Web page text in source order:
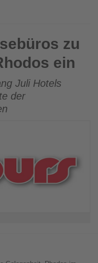
ein
zu
ein
Juli Hotels
der